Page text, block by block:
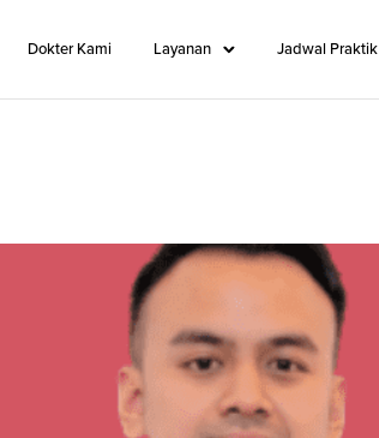
Dokter Kami Layanan Jadwal Praktik